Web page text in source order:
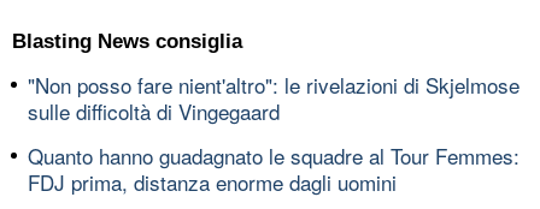
Blasting News consiglia
"Non posso fare nient'altro": le rivelazioni di Skjelmose
sulle difficoltà di Vingegaard
Quanto hanno guadagnato le squadre al Tour Femmes:
FDJ prima, distanza enorme dagli uomini